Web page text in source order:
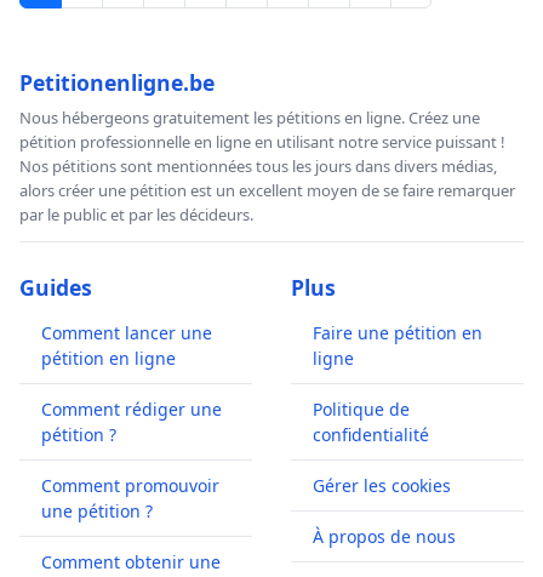
Petitionenligne.be
Nous hébergeons gratuitement les pétitions en ligne. Créez une
pétition professionnelle en ligne en utilisant notre service puissant !
Nos pétitions sont mentionnées tous les jours dans divers médias,
alors créer une pétition est un excellent moyen de se faire remarquer
par le public et par les décideurs.
Guides
Comment lancer une
pétition en ligne
Comment rédiger une
pétition ?
Comment promouvoir
une pétition ?
Comment obtenir une
Plus
Faire une pétition en
ligne
Politique de
confidentialité
Gérer les cookies
À propos de nous